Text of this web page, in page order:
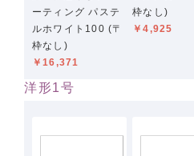
ーティング パステ
ルホワイト100 (〒
枠なし)
￥16,371
枠なし)
￥4,925
洋形1号